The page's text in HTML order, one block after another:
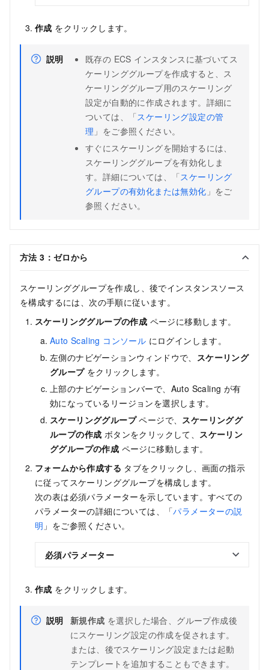
作成 をクリックします。
説明
既存の ECS インスタンスに基づいてス
ケーリンググループを作成すると、ス
ケーリンググループ用のスケーリング
設定が自動的に作成されます。詳細に
ついては、「スケーリング設定の管
理 」をご参照ください。
すぐにスケーリングを開始するには、
スケーリンググループを有効化しま
す。詳細については、「スケーリング
グループの有効化または無効化 」をご
参照ください。
方法 3：ゼロから
スケーリンググループを作成し、後でインスタンスソース
を構成するには、次の手順に従います。
スケーリンググループの作成 ページに移動します。
Auto Scaling コンソール にログインします。
左側のナビゲーションウィンドウで、
スケーリング
グループをクリックします。
上部のナビゲーションバーで、Auto Scaling が有
効になっているリージョンを選択します。
スケーリンググループページで、 スケーリンググ
ループの作成 ボタンをクリックして、 スケーリン
ググループの作成 ページに移動します。
フォームから作成する タブをクリックし、画面の指示
に従ってスケーリンググループを構成します。
次の表は必須パラメーターを示しています。すべての
パラメーターの詳細については、「パラメーターの説
明 」をご参照ください。
必須パラメーター
作成 をクリックします。
説明 新規作成 を選択した場合、グループ作成後
にスケーリング設定の作成を促されます。
または、後でスケーリング設定または起動
テンプレートを追加することもできます。